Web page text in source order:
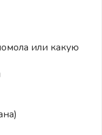
или какую